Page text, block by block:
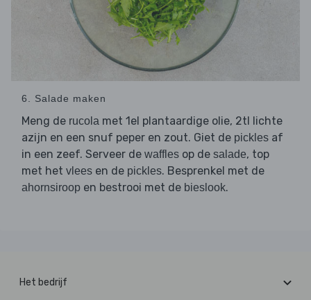
6. Salade maken
Meng de rucola met 1el plantaardige olie, 2tl lichte
azijn en een snuf peper en zout. Giet de pickles af
in een zeef. Serveer de waffles op de salade, top
met het vlees en de pickles. Besprenkel met de
ahornsiroop en bestrooi met de bieslook.
Het bedrijf